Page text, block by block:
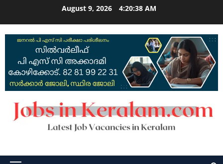
August 9, 2026 4:20:39 AM